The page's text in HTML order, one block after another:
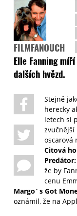
FILMFANOUCH
Elle Fanning
dalších hvězd.
Stejně
herecky
letech si
oscarová
Citová
že by
cenu
Margo´s Got
oznámil, že na